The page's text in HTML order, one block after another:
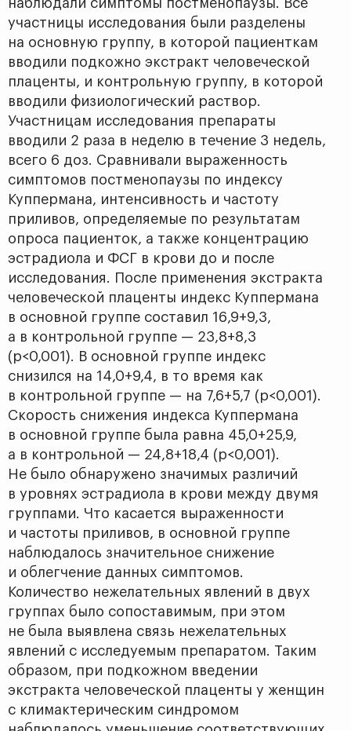
наблюдали симптомы постменопаузы. Все
участницы исследования были разделены
на основную группу, в которой пациенткам
вводили подкожно экстракт человеческой
плаценты, и контрольную группу, в которой
вводили физиологический раствор.
Участницам исследования препараты
вводили 2 раза в неделю в течение 3 недель,
всего 6 доз. Сравнивали выраженность
симптомов постменопаузы по индексу
Куппермана, интенсивность и частоту
приливов, определяемые по результатам
опроса пациенток, а также концентрацию
эстрадиола и ФСГ в крови до и после
исследования. После применения экстракта
человеческой плаценты индекс Куппермана
в основной группе составил 16,9+9,3,
а в контрольной группе — 23,8+8,3
(р<0,001). В основной группе индекс
снизился на 14,0+9,4, в то время как
в контрольной группе — на 7,6+5,7 (р<0,001).
Скорость снижения индекса Куппермана
в основной группе была равна 45,0+25,9,
а в контрольной — 24,8+18,4 (р<0,001).
Не было обнаружено значимых различий
в уровнях эстрадиола в крови между двумя
группами. Что касается выраженности
и частоты приливов, в основной группе
наблюдалось значительное снижение
и облегчение данных симптомов.
Количество нежелательных явлений в двух
группах было сопо­ставимым, при этом
не была выявлена связь нежелательных
явлений с исследуемым препаратом. Таким
образом, при подкожном введении
экстракта человеческой плаценты у женщин
с климактерическим синдромом